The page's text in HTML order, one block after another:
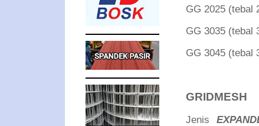
GG 2025 (tebal
GG 3035 (tebal
GG 3045 (tebal
GRIDMESH
Jenis